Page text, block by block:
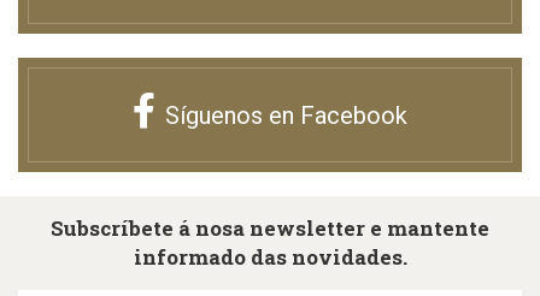
Síguenos en Facebook
Subscríbete á nosa newsletter e mantente
informado das novidades.